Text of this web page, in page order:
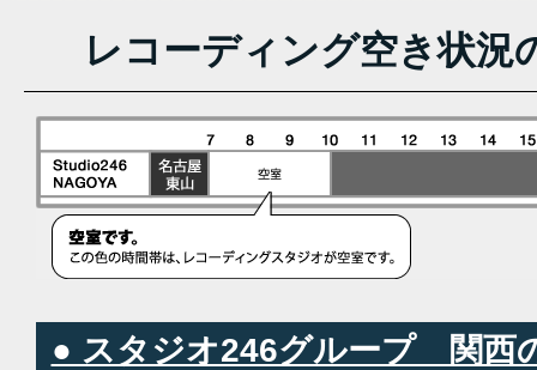
レコーディング空き状況
● スタジオ246グループ 関西